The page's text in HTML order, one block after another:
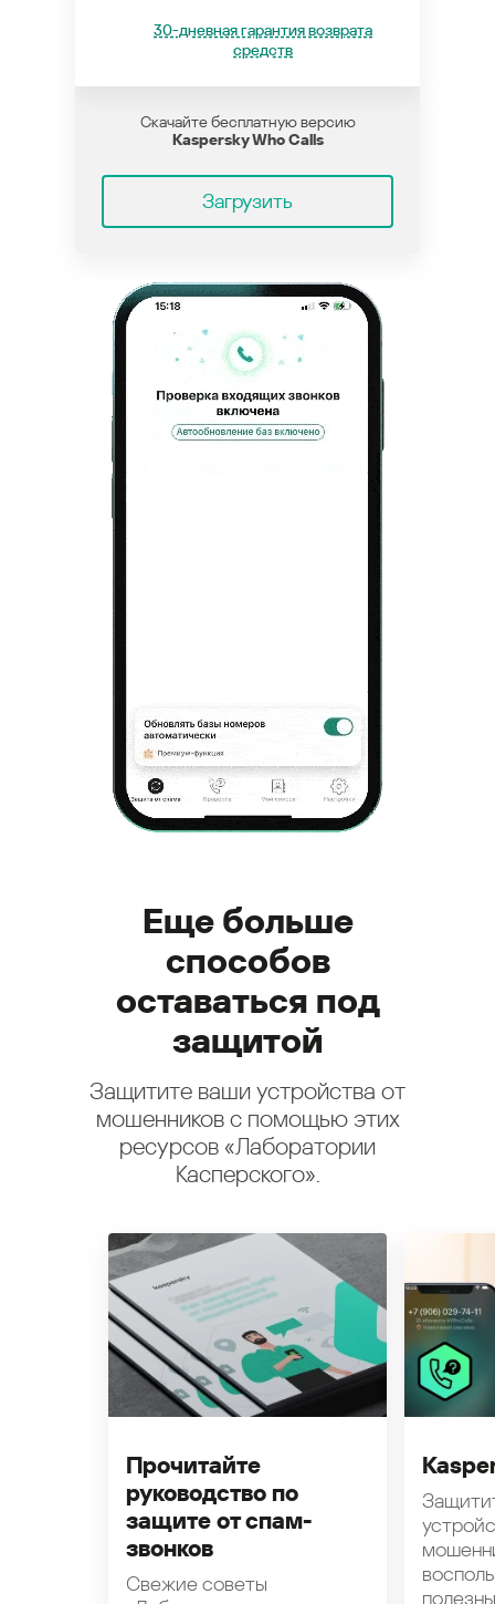
30-дневная гарантия возврата
средств
Скачайте бесплатную версию
Kaspersky Who Calls
Загрузить
Еще больше
способов
оставаться под
защитой
Защитите ваши устройства от
мошенников с помощью этих
ресурсов «Лаборатории
Касперского».
Прочитайте
руководство по
защите от спам-
звонков
Свежие советы